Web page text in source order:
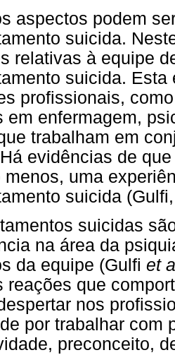
aspectos podem
suicida.
relativas à equipe
suicida.
profissionais,
em enfermagem,
trabalham em
evidências de
menos, uma
suicida
suicidas
na área da
da equipe (Gulfi et
reações que
nos
por trabalhar com
preconceito,